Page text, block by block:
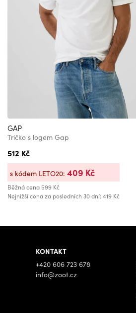
GAP
Tričko s logem Gap
512 Kč
Běžná cena599 Kč
Nejnižší cena za posledních 30 dní: 419 Kč
s kódem LETO20: 409 Kč
KONTAKT
+420 606 723 678
info@zoot.cz